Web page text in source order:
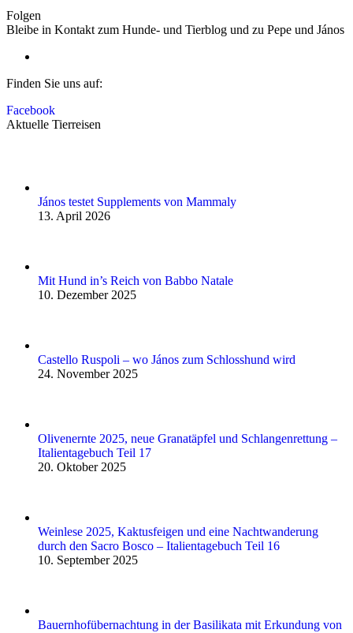
Folgen
Bleibe in Kontakt zum Hunde- und Tierblog und zu Pepe und János
Finden Sie uns auf:
Facebook
Aktuelle Tierreisen
János testet Supplements von Mammaly
13. April 2026
Mit Hund in’s Reich von Babbo Natale
10. Dezember 2025
Castello Ruspoli – wo János zum Schlosshund wird
24. November 2025
Olivenernte 2025, neue Granatäpfel und Schlangenrettung –
Italientagebuch Teil 17
20. Oktober 2025
Weinlese 2025, Kaktusfeigen und eine Nachtwanderung
durch den Sacro Bosco – Italientagebuch Teil 16
10. September 2025
Bauernhofübernachtung in der Basilikata mit Erkundung von